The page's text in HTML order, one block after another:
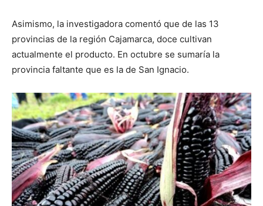
Asimismo, la investigadora comentó que de las 13
provincias de la región Cajamarca, doce cultivan
actualmente el producto. En octubre se sumaría la
provincia faltante que es la de San Ignacio.